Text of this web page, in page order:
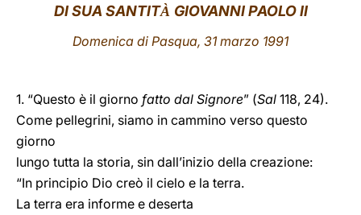
中文
LATINE
DI SUA SANTITÀ GIOVANNI PAOLO II
Domenica di Pasqua, 31 marzo 1991
1. “Questo è il giorno fatto dal Signore” (Sal 118, 24).
Come pellegrini, siamo in cammino verso questo
giorno
lungo tutta la storia, sin dall’inizio della creazione:
“In principio Dio creò il cielo e la terra.
La terra era informe e deserta